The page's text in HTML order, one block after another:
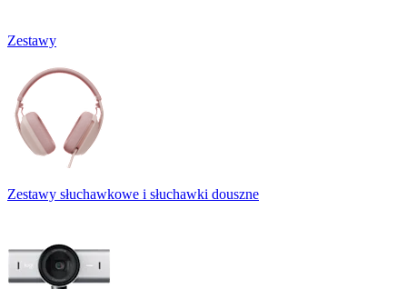
Zestawy
Zestawy słuchawkowe i słuchawki douszne